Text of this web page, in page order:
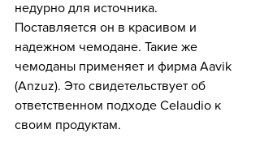
недурно для источника.
Поставляется он в красивом и
надежном чемодане. Такие же
чемоданы применяет и фирма Aavik
(Anzuz). Это свидетельствует об
ответственном подходе Celaudio к
своим продуктам.